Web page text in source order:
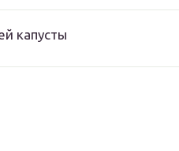
капусты